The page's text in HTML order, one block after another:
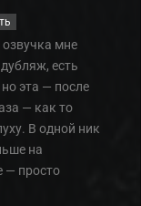
мне
есть
эта — после
— как то
В одной ник
на
— просто